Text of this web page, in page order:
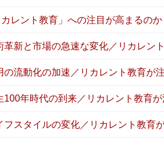
レント教育」への注目が高まるの
革新と市場の急速な変化／リカレン
の流動化の加速／リカレント教育が
100年時代の到来／リカレント教育
フスタイルの変化／リカレント教育